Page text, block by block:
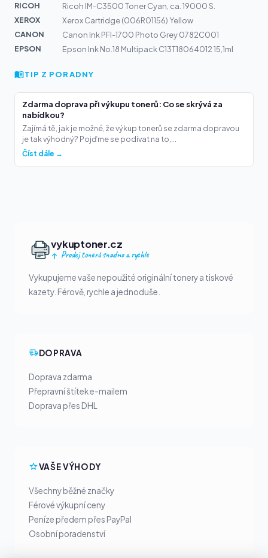
RICOH
Ricoh IM-C3500 Toner Cyan, ca. 19000 S.
XEROX
Xerox Cartridge (006R01156) Yellow
CANON
Canon Ink PFI-1700 Photo Grey 0782C001
EPSON
Epson Ink No.18 Multipack C13T18064012 15,1ml
TIP Z PORADNY
Zdarma doprava při výkupu tonerů: Co se skrývá za
nabídkou?
Zajímá tě, jak je možné, že výkup tonerů se zdarma dopravou
je tak výhodný? Pojďme se podívat na to,...
Číst dále →
vykuptoner.cz
Prodej tonerů snadno a rychle
Vykupujeme vaše nepoužité originální tonery a tiskové
kazety. Férově, rychle a jednoduše.
DOPRAVA
Doprava zdarma
Přepravní štítek e-mailem
Doprava přes DHL
VAŠE VÝHODY
Všechny běžné značky
Férové výkupní ceny
Peníze předem přes PayPal
Osobní poradenství